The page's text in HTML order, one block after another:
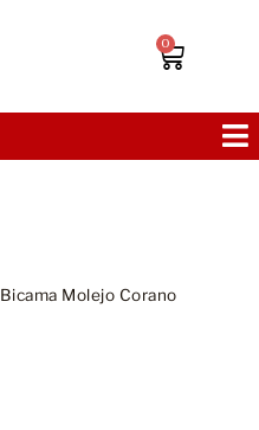
0
Bicama Molejo Corano